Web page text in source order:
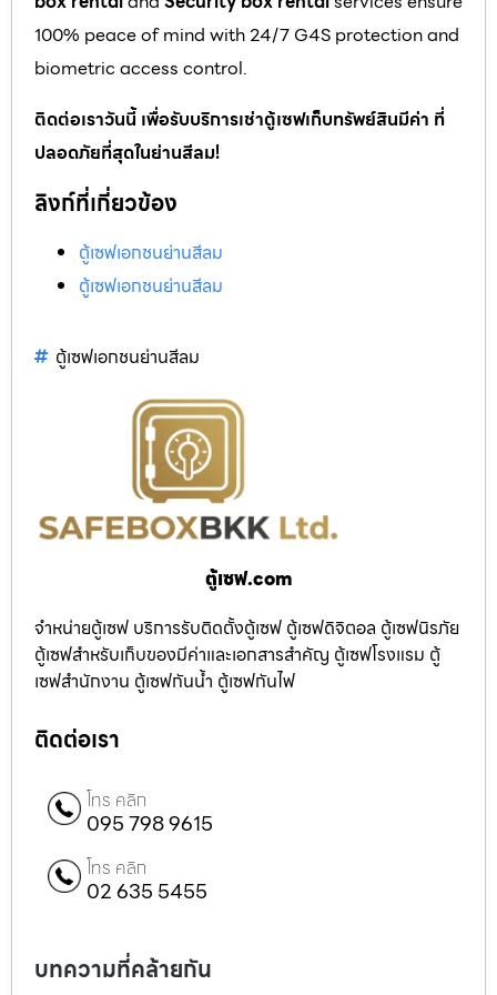
100% peace of mind with 24/7 G4S protection and
biometric access control.
ติดต่อเราวันนี้ เพื่อรับบริการเช่าตู้เซฟเก็บทรัพย์สินมีค่า ที่
ปลอดภัยที่สุดในย่านสีลม!
ลิงก์ที่เกี่ยวข้อง
ตู้เซฟเอกชนย่านสีลม
ตู้เซฟเอกชนย่านสีลม
ตู้เซฟเอกชนย่านสีลม
ตู้เซฟ.com
จำหน่ายตู้เซฟ บริการรับติดตั้งตู้เซฟ ตู้เซฟดิจิตอล ตู้เซฟนิรภัย
ตู้เซฟสำหรับเก็บของมีค่าและเอกสารสำคัญ ตู้เซฟโรงแรม ตู้
เซฟสำนักงาน ตู้เซฟกันน้ำ ตู้เซฟกันไฟ
ติดต่อเรา
โทร คลิก
095 798 9615
โทร คลิก
02 635 5455
บทความที่คล้ายกัน